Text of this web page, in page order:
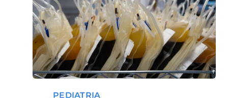
contro l’ipercolesterolemia. È
lo…
PEDIATRIA